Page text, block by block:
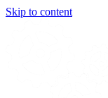
Skip to content